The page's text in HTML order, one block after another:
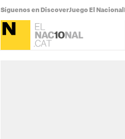
Síguenos en DiscoverJuego El Nacional